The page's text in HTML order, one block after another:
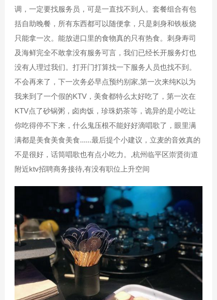
调，一定要找服务员，可是一直找不到人。套餐组合有包
括自助晚餐，所有东西都可以随便拿，只是刺身和铁板烧
只能拿一次。能放进口里的食物真的只有热食。刺身寿司
及海鲜完全不敢拿没有服务可言，我们已经长开服务灯也
没有人理过我们。打开门打算找一下服务人员也找不到。
不会再来了，下一次务必早点预约别家,第一次来纯K以为
我来到了一个假的KTV，美食都特么太好吃了，第一次在
KTV点了砂锅粥，卤肉饭，珍珠奶茶等，诡异的是小吃让
你吃得停不下来，什么鬼压根不能好好滴唱歌了，眼里满
满都是美食美食美食......最后提个小建议，立麦的音效真的
不是很好，话筒唱歌也有点小吃力。,杭州临平区崇贤街道
附近ktv招聘商务接待,有没有职位上升空间